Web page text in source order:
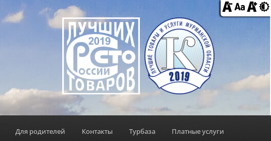
Для родителей Контакты Турбаза Платные услуги